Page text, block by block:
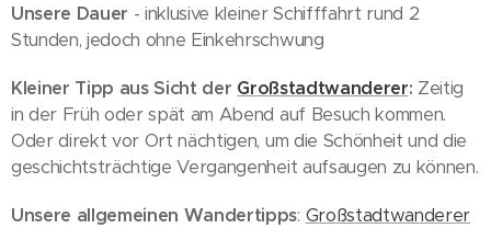
Unsere Dauer - inklusive kleiner Schifffahrt rund 2
Stunden, jedoch ohne Einkehrschwung
Kleiner Tipp aus Sicht der Großstadtwanderer: Zeitig
in der Früh oder spät am Abend auf Besuch kommen.
Oder direkt vor Ort nächtigen, um die Schönheit und die
geschichtsträchtige Vergangenheit aufsaugen zu können.
Unsere allgemeinen Wandertipps: Großstadtwanderer